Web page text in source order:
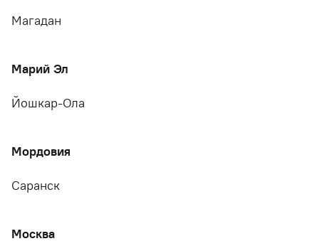
Магадан
Марий Эл
Йошкар-Ола
Мордовия
Саранск
Москва